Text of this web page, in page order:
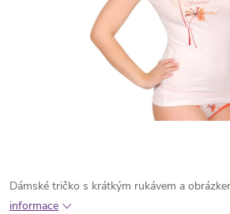
Dámské tričko s krátkým rukávem a
informace